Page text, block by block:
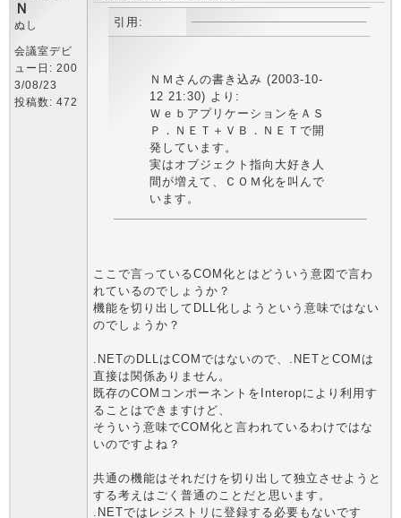
Ｎ
ぬし
会議室デビ
ュー日: 200
3/08/23
投稿数: 472
引用:
ＮＭさんの書き込み (2003-10-
12 21:30) より:
ＷｅｂアプリケーションをＡＳ
Ｐ．ＮＥＴ＋ＶＢ．ＮＥＴで開
発しています。
実はオブジェクト指向大好き人
間が増えて、ＣＯＭ化を叫んで
います。
ここで言っているCOM化とはどういう意図で言わ
れているのでしょうか？
機能を切り出してDLL化しようという意味ではない
のでしょうか？
.NETのDLLはCOMではないので、.NETとCOMは
直接は関係ありません。
既存のCOMコンポーネントをInteropにより利用す
ることはできますけど、
そういう意味でCOM化と言われているわけではな
いのですよね？
共通の機能はそれだけを切り出して独立させようと
する考えはごく普通のことだと思います。
.NETではレジストリに登録する必要もないです